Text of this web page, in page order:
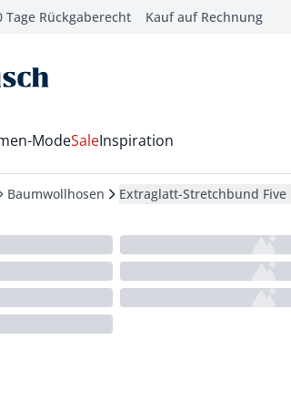
Tage Rückgaberecht Kauf auf Rechnung
Runter Taste
ModeSaleInspiration
Baumwollhosen Extraglatt-Stretchbund Five